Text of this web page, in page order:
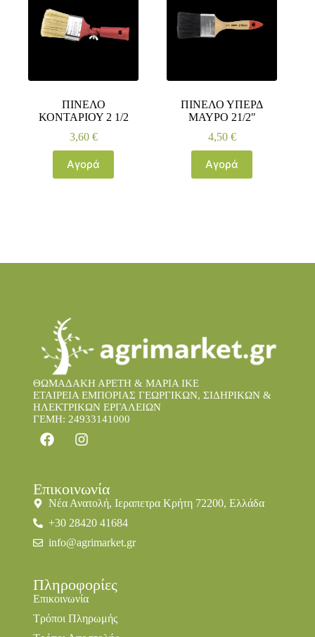
ΠΙΝΕΛΟ
ΚΟΝΤΑΡΙΟΥ 2 1/2
3,60 €
Αγορά
ΠΙΝΕΛΟ ΥΠΕΡΔ
ΜΑΥΡΟ 21/2″
4,50 €
Αγορά
ΘΩΜΑΔΑΚΗ ΑΡΕΤΗ & ΜΑΡΙΑ IKE
ΕΤΑΙΡΕΙΑ ΕΜΠΟΡΙΑΣ ΓΕΩΡΓΙΚΩΝ, ΣΙΔΗΡΙΚΩΝ &
ΗΛΕΚΤΡΙΚΩΝ ΕΡΓΑΛΕΙΩΝ
ΓΕΜΗ: 24933141000
Επικοινωνία
Νέα Ανατολή, Ιεραπετρα Κρήτη 72200, Ελλάδα
+30 28420 41684
info@agrimarket.gr
Πληροφορίες
Επικοινωνία
Τρόποι Πληρωμής